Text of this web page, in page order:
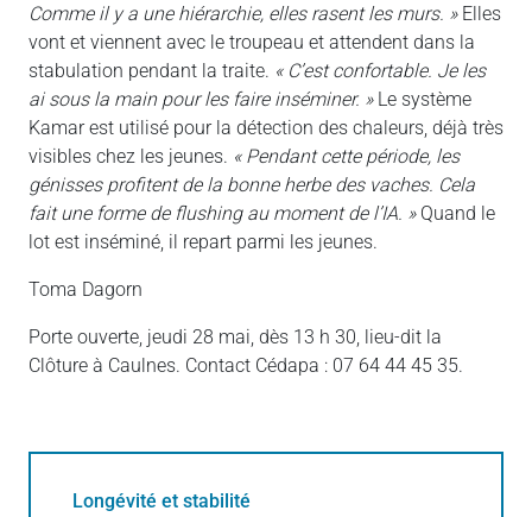
Comme il y a une hiérarchie, elles rasent les murs. »Elles
vont et viennent avec le troupeau et attendent dans la
stabulation pendant la traite. « C’est confortable. Je les
ai sous la main pour les faire inséminer. » Le système
Kamar est utilisé pour la détection des chaleurs, déjà très
visibles chez les jeunes. « Pendant cette période, les
génisses profitent de la bonne herbe des vaches. Cela
fait une forme de flushing au moment de l’IA. »Quand le
lot est inséminé, il repart parmi les jeunes.
Toma Dagorn
Porte ouverte, jeudi 28 mai, dès 13 h 30, lieu-dit la
Clôture à Caulnes. Contact Cédapa : 07 64 44 45 35.
Longévité et stabilité